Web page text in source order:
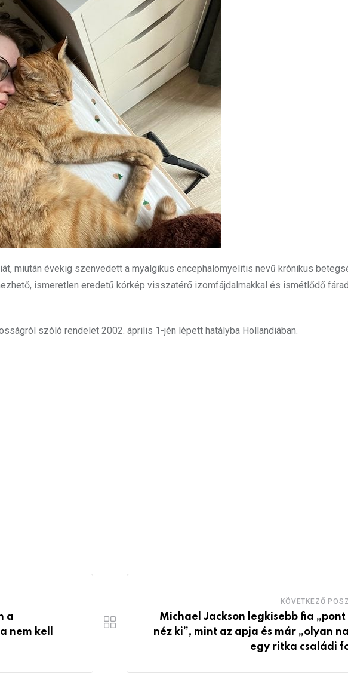
miután évekig szenvedett a myalgikus encephalomyelitis nevű krónikus
ismeretlen eredetű kórkép visszatérő izomfájdalmakkal és ismétlődő
szóló rendelet 2002. április 1-jén lépett hatályba Hollandiában.
a
nem kell
KÖVETKEZŐ
Michael Jackson legkisebb fia „pont
néz ki”, mint az apja és már „olyan
egy ritka családi